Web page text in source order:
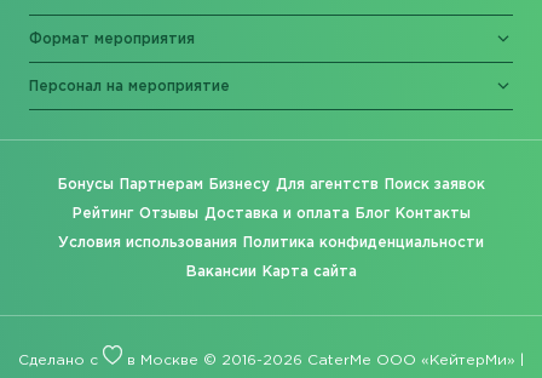
Формат мероприятия
Персонал на мероприятие
Бонусы Партнерам Бизнесу Для агентств Поиск заявок
Рейтинг Отзывы Доставка и оплата Блог Контакты
Условия использования Политика конфиденциальности
Вакансии Карта сайта
Сделано с в Москве © 2016-2026 CaterMe ООО «КейтерМи» |